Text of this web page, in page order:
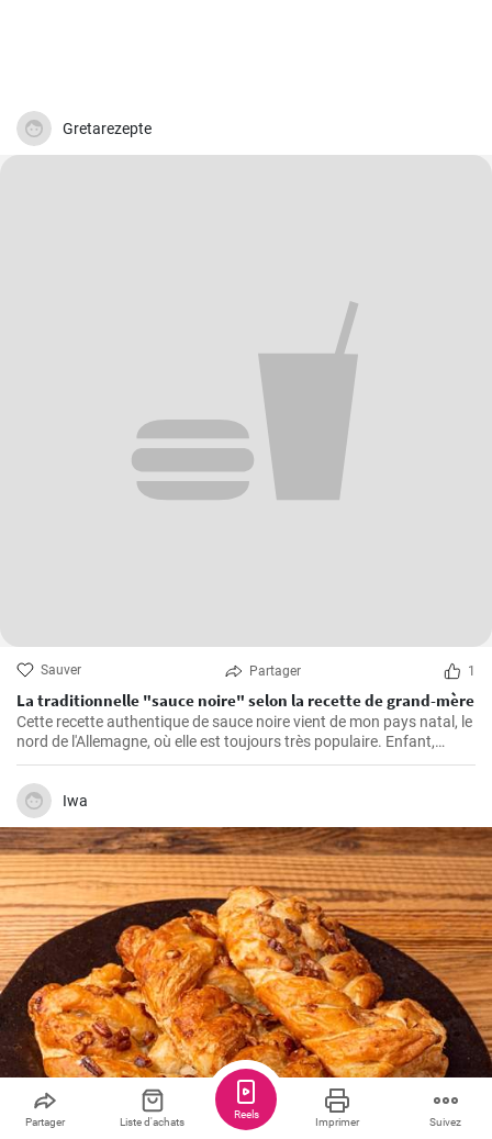
Gretarezepte
Sauver Partager 1
La traditionnelle "sauce noire" selon la recette de grand-mère
Cette recette authentique de sauce noire vient de mon pays natal, le
nord de l'Allemagne, où elle est toujours très populaire. Enfant,
j'adorais regarder ma grand-mère dans la cuisine préparer ce
bouillon de viande riche et savoureux. La viande de porc est cuite
avec des épices et servie dans une sauce avec du sang. Un goût
inoubliable qui me rappelle toujours les dimanches passés dans la
maison de ma grand-mère.
Iwa
Partager Liste d'achats Imprimer Suivez
Reels